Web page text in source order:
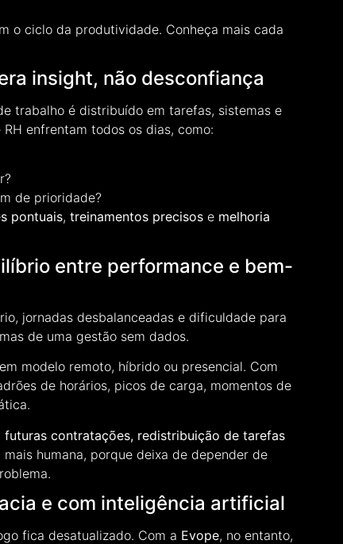
o ciclo da produtividade. Conheça mais cada
insight, não desconfiança
trabalho é distribuído em tarefas, sistemas e
enfrentam todos os dias, como:
de prioridade?
pontuais,treinamentos precisos e melhoria
entre performance e bem-
jornadas desbalanceadas e dificuldade para
de uma gestão sem dados.
modelo remoto, híbrido ou presencial. Com
de horários, picos de carga, momentos de
,futuras contratações, redistribuição de tarefas
mais humana, porque deixa de depender de
e com inteligência artificial
fica desatualizado. Com a Evope, no entanto,